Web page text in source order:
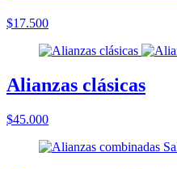
$17.500
Alianzas clásicas
$45.000